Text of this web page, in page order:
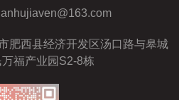
anhujiaven@163.com
肥西县经济开发区汤口路与皋城
福产业园S2-8栋